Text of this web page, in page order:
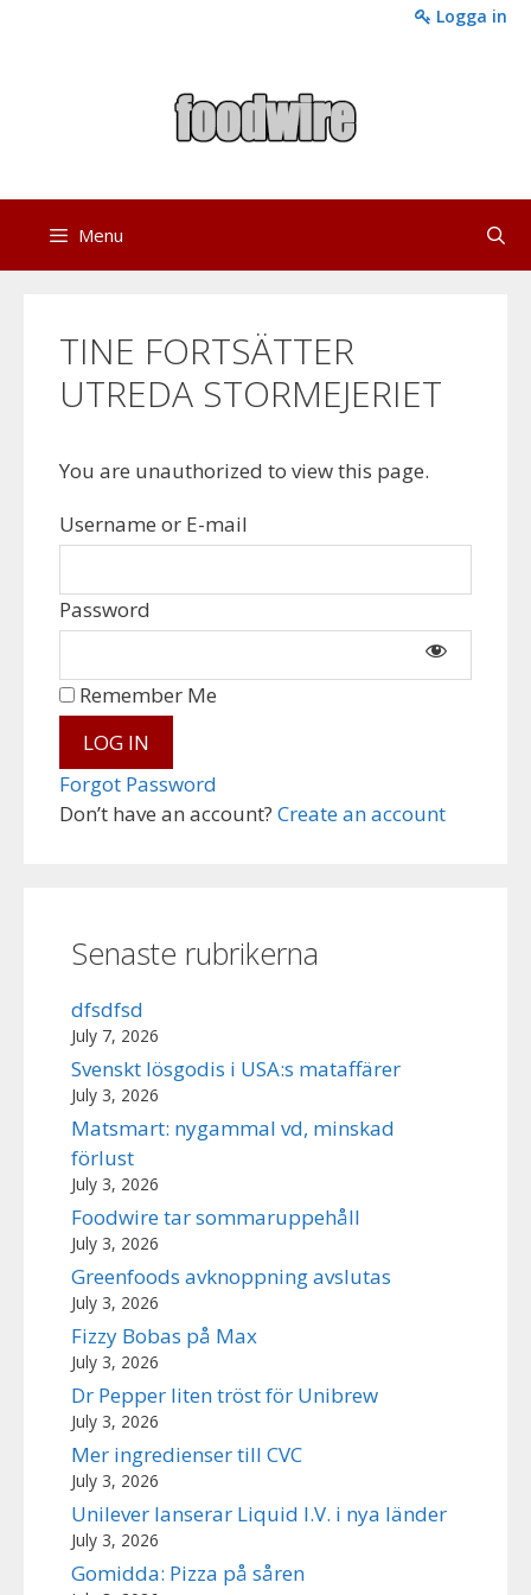
Logga in
Menu
TINE FORTSÄTTER
UTREDA STORMEJERIET
You are unauthorized to view this page.
Username or E-mail
Password
Don’t have an account? Create an account
Remember Me
Forgot Password
Senaste rubrikerna
dfsdfsd
July 7, 2026
Svenskt lösgodis i USA:s mataffärer
July 3, 2026
Matsmart: nygammal vd, minskad
förlust
July 3, 2026
Foodwire tar sommaruppehåll
July 3, 2026
Greenfoods avknoppning avslutas
July 3, 2026
Fizzy Bobas på Max
July 3, 2026
Dr Pepper liten tröst för Unibrew
July 3, 2026
Mer ingredienser till CVC
July 3, 2026
Unilever lanserar Liquid I.V. i nya länder
July 3, 2026
Gomidda: Pizza på såren